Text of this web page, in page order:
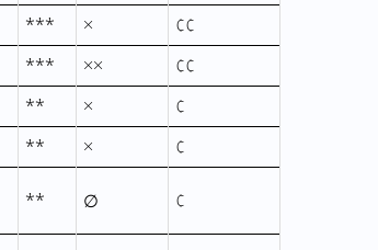
*** ×
¢¢
*** ××
¢¢
** ×
¢
** ×
¢
** ∅ ¢